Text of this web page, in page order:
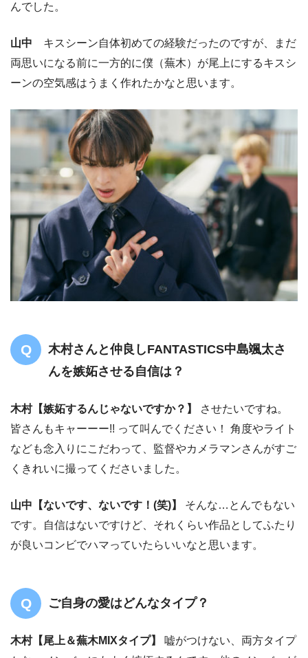
んでした。
山中 キスシーン自体初めての経験だったのですが、まだ
両思いになる前に一方的に僕（蕪木）が尾上にするキスシ
ーンの空気感はうまく作れたかなと思います。
木村さんと仲良しFANTASTICS中島颯太さ
んを嫉妬させる自信は？
木村【嫉妬するんじゃないですか？】
させたいですね。
皆さんもキャーーー!! って叫んでください！ 角度やライト
なども念入りにこだわって、監督やカメラマンさんがすご
くきれいに撮ってくださいました。
山中 【ないです、ないです！(笑)】
そんな…とんでもない
です。自信はないですけど、それくらい作品としてふたり
が良いコンビでハマっていたらいいなと思います。
ご自身の愛はどんなタイプ？
木村【尾上＆蕪木MIXタイプ】
嘘がつけない、両方タイプ